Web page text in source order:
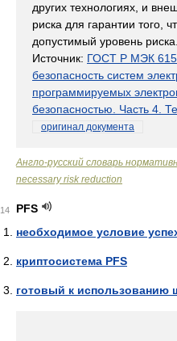
других технологиях, и
риска для гарантии того,
допустимый уровень риска.
Источник: ГОСТ Р МЭК
безопасность систем
программируемых
безопасностью. Часть 4.
оригинал документа
Англо-русский словарь
necessary risk reduction
14
PFS
необходимое условие
криптосистема PFS
готовый к использованию